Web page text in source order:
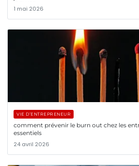
1 mai 2026
VIE D’ENTREPRENEUR
comment prévenir le burn out chez les
essentiels
24 avril 2026